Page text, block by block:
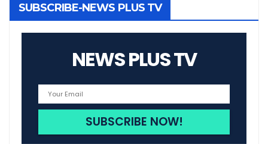
SUBSCRIBE-NEWS PLUS TV
NEWS PLUS TV